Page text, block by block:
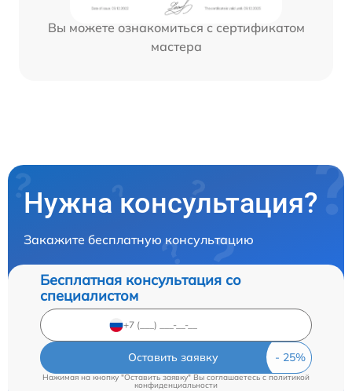
Вы можете ознакомиться с сертификатом
мастера
Нужна консультация?
Закажите бесплатную консультацию
Бесплатная консультация со
специалистом
Оставить заявку
Нажимая на кнопку "Оставить заявку" Вы соглашаетесь cполитикой
конфиденциальности